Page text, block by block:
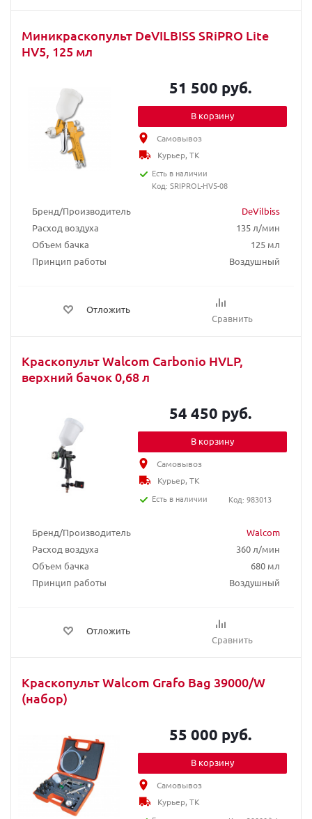
Миникраскопульт DeVILBISS SRiPRO Lite
HV5, 125 мл
Бренд/Производитель
DeVilbiss
Расход воздуха
135 л/мин
Объем бачка
125 мл
Принцип работы
Воздушный
Отложить
Сравнить
51 500 руб.
В корзину
Самовывоз
Курьер, ТК
Есть в наличии
Код: SRIPROL-HV5-08
Краскопульт Walcom Carbonio HVLP,
верхний бачок 0,68 л
Бренд/Производитель
Walcom
Расход воздуха
360 л/мин
Объем бачка
680 мл
Принцип работы
Воздушный
Отложить
Сравнить
54 450 руб.
В корзину
Самовывоз
Курьер, ТК
Есть в наличии
Код: 983013
Краскопульт Walcom Grafo Bag 39000/W
(набор)
55 000 руб.
В корзину
Самовывоз
Курьер, ТК